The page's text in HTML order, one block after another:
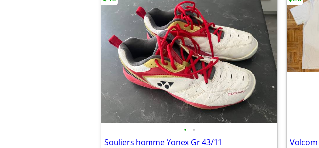
• •
Souliers homme Yonex Gr 43/11